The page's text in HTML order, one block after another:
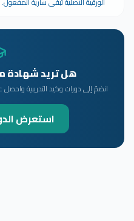
هل تريد شهادة
انضمّ إلى دورات وكيد التدريبية
استعرض